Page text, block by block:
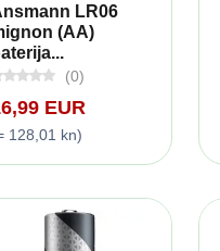
LR06
(AA)
(0)
EUR
128,01 kn)